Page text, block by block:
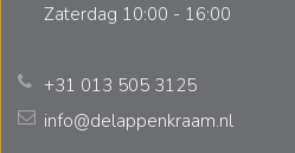
Zaterdag 10:00 - 16:00
+31 013 505 3125
info@delappenkraam.nl